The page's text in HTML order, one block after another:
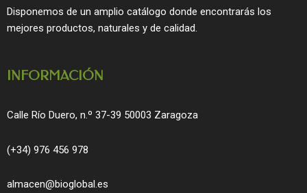
o
o
g
r
Disponemos de un amplio catálogo donde encontrarás los
mejores productos, naturales y de calidad.
INFORMACIÓN
Calle Río Duero, n.º 37-39 50003 Zaragoza
(+34) 976 456 978
almacen@bioglobal.es